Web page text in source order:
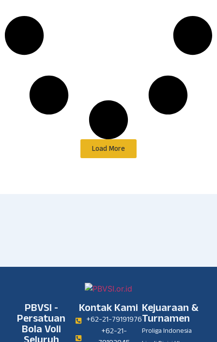
Load More
PBVSI -
Persatuan
Bola Voli
Kontak Kami
+62-21-79191976
+62-21-
Kejuaraan &
Turnamen
Proliga Indonesia